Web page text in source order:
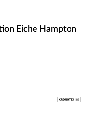
Eiche Hampton